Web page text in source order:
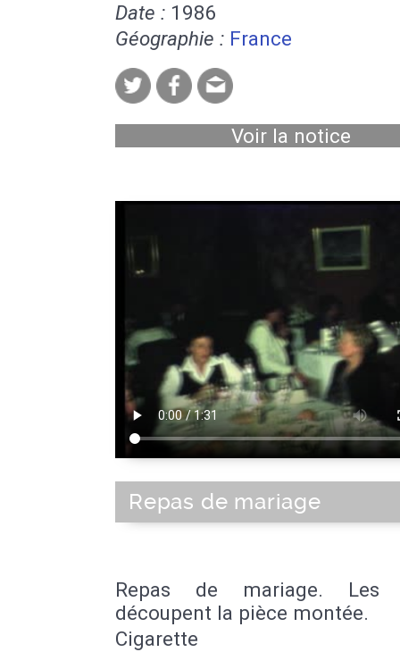
Date : 1986
Géographie : France
Voir la notice
Repas de mariage
Repas de mariage. Les
découpent la pièce montée.
Cigarette